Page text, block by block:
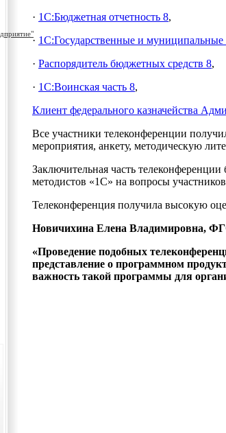
· 1С:Бюджетная отчетность 8,
· 1С:Государственные и муниципальные
· Распорядитель бюджетных средств 8,
· 1С:Воинская часть 8,
Клиент федерального казначейства
Все участники телеконференции
мероприятия, анкету, методическую
Заключительная часть
методистов «1С» на вопросы
Телеконференция получила высокую
Новичихина Елена Владимировна,
«Проведение подобных
представление о программном
важность такой программы для